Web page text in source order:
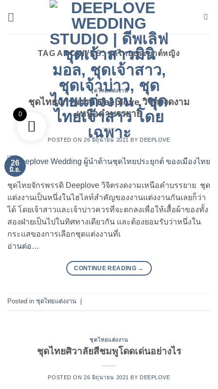
TAG ARCHIVES:ชุดไทยประยุกต์หญิง
ชุดไทยแต่งงาน
ชุดไทยจักรพรรดิ Deeplove วิจิตรงดงาม
เหนือคำบรรยาย
POSTED ON26 มิถุนายน 2021 BY DEEPLOVE
26
มิ.ย.
ชุดไทยจักรพรรดิ Deeplove วิจิตรงดงามเหนือคำบรรยาย ชุด
แต่งงานเป็นหนึ่งในไฮไลท์สำคัญของงานแต่งงานกันเลยก็ว่า
ได้ โดยเจ้าสาวและเจ้าบ่าวควรที่จะตกลงเพื่อให้เสื้อผ้าของทั้ง
สองฝ่ายเป็นไปในทิศทางเดียวกัน และต้องยอมรับว่าหนึ่งใน
กระแสของการเลือกชุดแต่งงานที่เ
อ่านต่อ…
CONTINUE READING →
Posted in ชุดไทยแต่งงาน
ชุดไทยแต่งงาน
ชุดไทยศิวาลัยสีชมพูโดดเด่นอย่างไร
POSTED ON26 มิถุนายน 2021 BY DEEPLOVE
0